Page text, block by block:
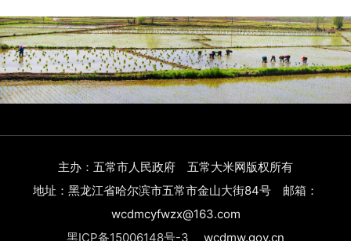
主办：五常市人民政府 五常大米网版权所有
地址：黑龙江省哈尔滨市五常市金山大街84号 邮箱：
wcdmcyfwzx@163.com
黑ICP备15006148号-3 wcdmw.gov.cn